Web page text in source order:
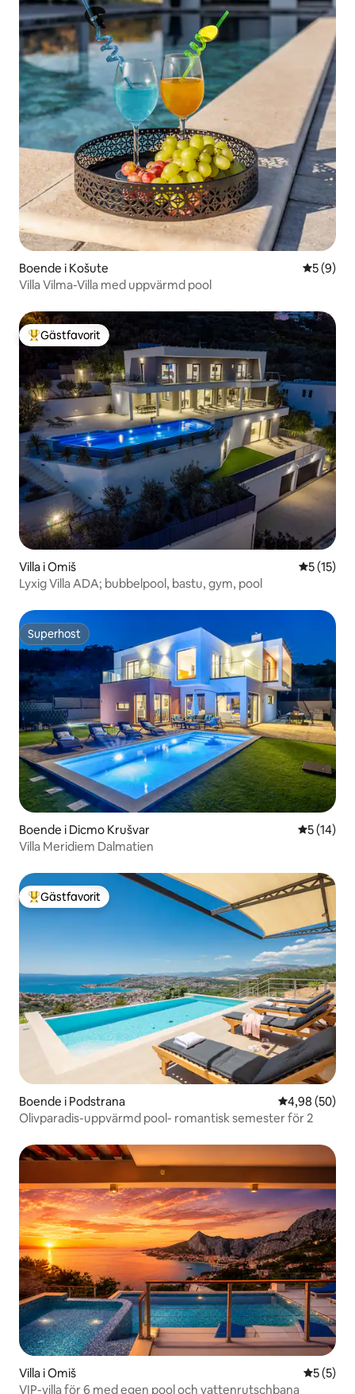
Boende i Košute 5 av 5 i
5 (9)
Villa Vilma-Villa med uppvärmd pool
Populär gästfavorit
Gästfavorit
Villa i Omiš 5 av 5 i
5 (15)
Lyxig Villa ADA; bubbelpool, bastu, gym, pool
Superhost
Superhost
Boende i Dicmo Krušvar 5 av 5 i
5 (14)
Villa Meridiem Dalmatien
Populär gästfavorit
Gästfavorit
Boende i Podstrana 4,98 av 5 i
4,98 (50)
Olivparadis-uppvärmd pool- romantisk semester för 2
Villa i Omiš 5 av 5 i
5 (5)
VIP-villa för 6 med egen pool och vattenrutschbana